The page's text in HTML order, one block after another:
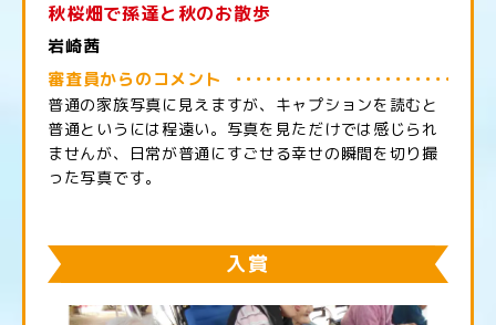
秋桜畑で孫達と秋のお散歩
岩崎茜
審査員からのコメント
普通の家族写真に見えますが、キャプションを読むと
普通というには程遠い。写真を見ただけでは感じられ
ませんが、日常が普通にすごせる幸せの瞬間を切り撮
った写真です。
入賞